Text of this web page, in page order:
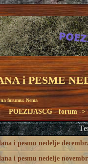
i PESME
forumu: Nema
POEZIJASCG - forum->
i pesmu nedelje
i pesmu nedelje